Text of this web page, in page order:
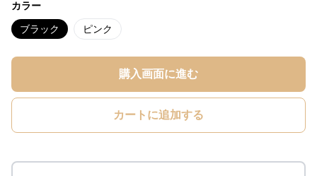
カラー
ブラック ピンク
購入画面に進む
カートに追加する